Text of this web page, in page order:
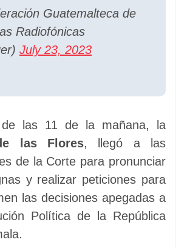
Guatemalteca de
Radiofónicas
July 23, 2023
de las 11 de la mañana, la
las Flores, llegó a las
de la Corte para pronunciar
y realizar peticiones para
las decisiones apegadas a
Política de la República